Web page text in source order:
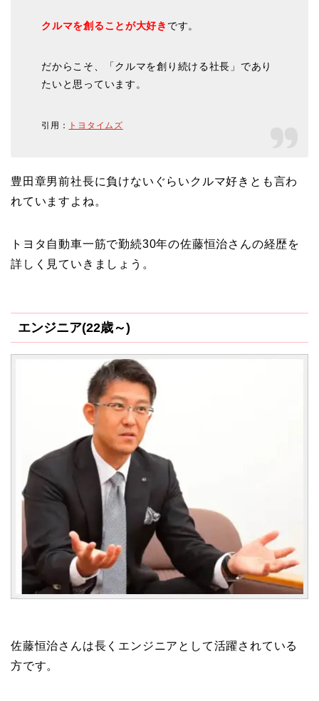
クルマを創ることが大好き です。
だからこそ、「クルマを創り続ける社長」であり
たいと思っています。
引用： トヨタイムズ
豊田章男前社長に負けないぐらいクルマ好きとも言わ
れていますよね。
トヨタ自動車一筋で勤続30年の佐藤恒治さんの経歴を
詳しく見ていきましょう。
エンジニア(22歳～)
佐藤恒治さんは長くエンジニアとして活躍されている
方です。